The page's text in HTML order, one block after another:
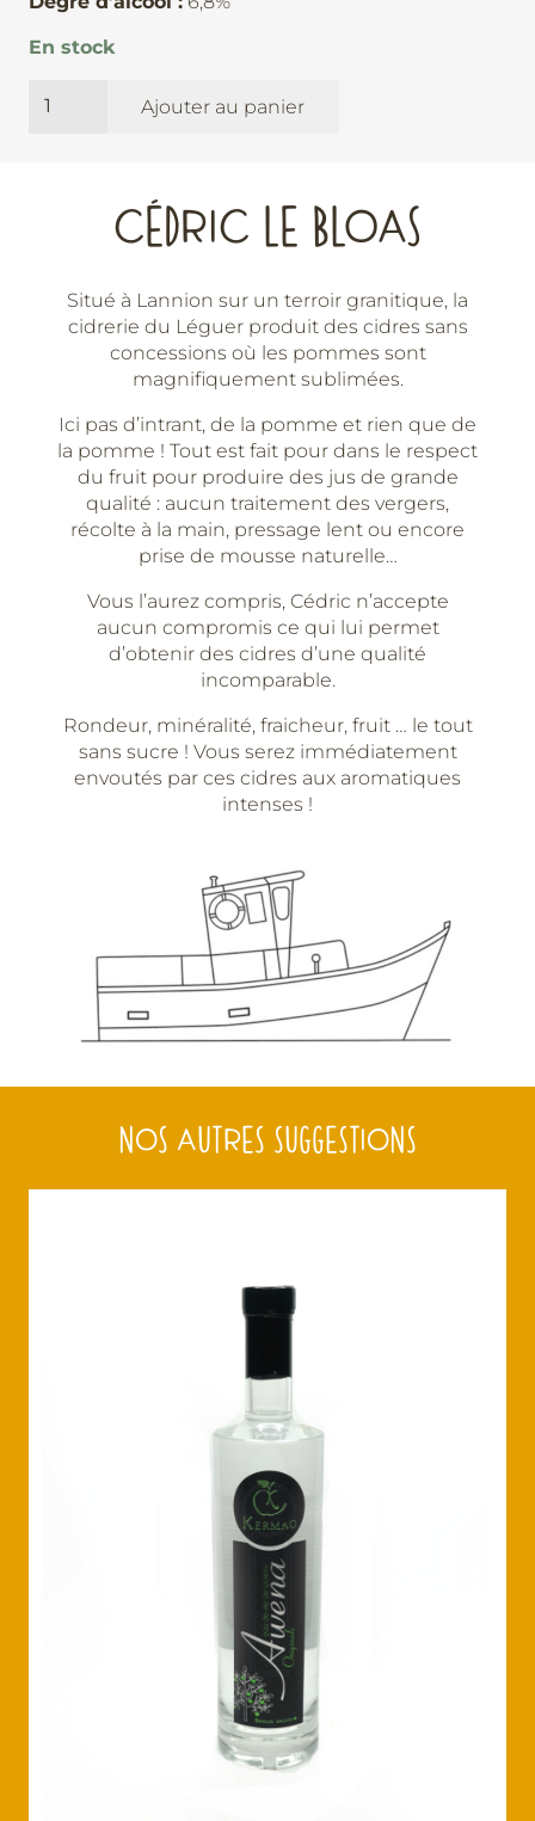
En stock
de
Ajouter au panier
CÉDRIC LE BLOAS
Situé à Lannion sur un terroir granitique, la
cidrerie du Léguer produit des cidres sans
concessions où les pommes sont
magnifiquement sublimées.
Ici pas d’intrant, de la pomme et rien que de
la pomme ! Tout est fait pour dans le respect
du fruit pour produire des jus de grande
qualité : aucun traitement des vergers,
récolte à la main, pressage lent ou encore
prise de mousse naturelle…
Vous l’aurez compris, Cédric n’accepte
aucun compromis ce qui lui permet
d’obtenir des cidres d’une qualité
incomparable.
Rondeur, minéralité, fraicheur, fruit … le tout
sans sucre ! Vous serez immédiatement
envoutés par ces cidres aux aromatiques
intenses !
NOS AUTRES SUGGESTIONS